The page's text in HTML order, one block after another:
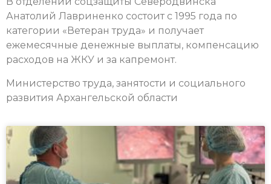
Анатолий Лавриненко состоит с 1995 года по
категории «Ветеран труда» и получает
ежемесячные денежные выплаты, компенсацию
расходов на ЖКУ и за капремонт.
Министерство труда, занятости и социального
развития Архангельской области